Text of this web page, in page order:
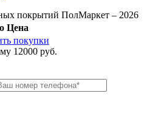
покрытий ПолМаркет – 2026
Цена
покупки
12000 руб.